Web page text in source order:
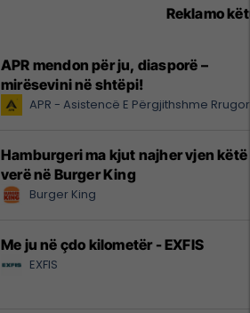
Reklamo
APR mendon për ju, diasporë –
mirësevini në shtëpi!
APR - Asistencë E Përgjithshme
Hamburgeri ma kjut najher vjen këtë
verë në Burger King
Burger King
Me ju në çdo kilometër - EXFIS
EXFIS